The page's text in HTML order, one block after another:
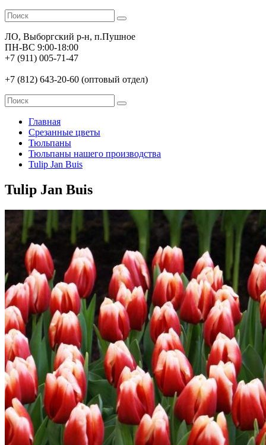
ЛО, Выборгский р-н, п.Пушное
ПН-ВС 9:00-18:00
+7 (911) 005-71-47
+7 (812) 643-20-60 (оптовый отдел)
Главная
Срезанные цветы
Тюльпаны
Тюльпаны нашего производства
Tulip Jan Buis
Tulip Jan Buis